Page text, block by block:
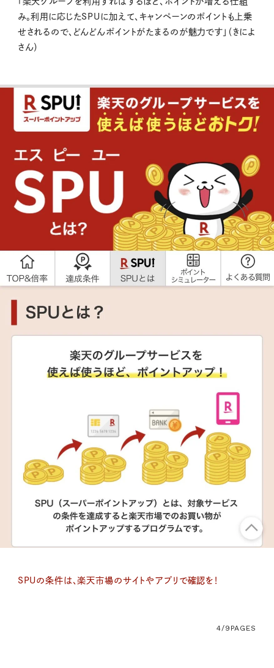
み。利用に応じたSPUに加えて、キャンペーンのポイントも上乗
せされるので、どんどんポイントがたまるのが魅力です」（きによ
さん）
SPUの条件は、楽天市場のサイトやアプリで確認を！
4/9 PAGES